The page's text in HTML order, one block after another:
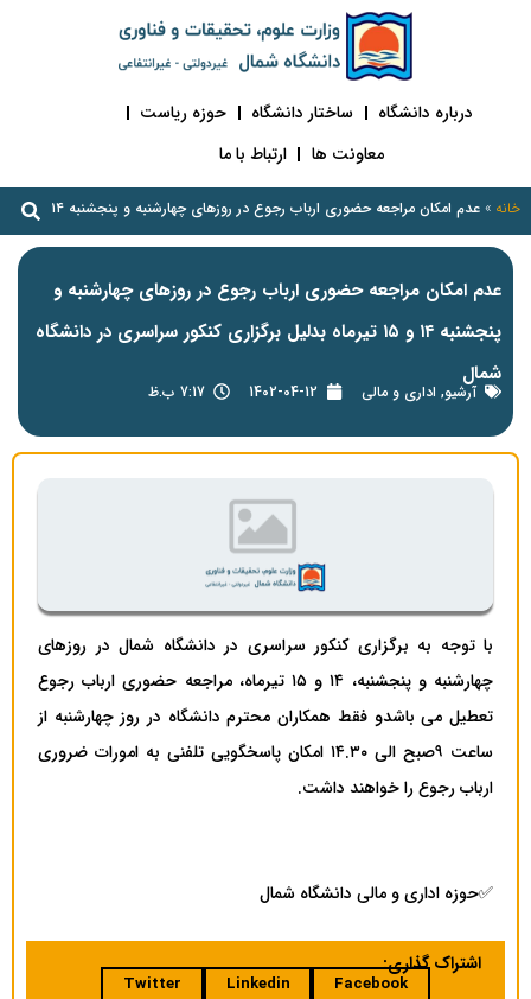
درباره دانشگاه ساختار دانشگاه
حوزه ریاست
معاونت ها
ارتباط با ما
خانه »عدم امکان مراجعه حضوری ارباب رجوع در روزهای چهارشنبه و پنجشنبه ۱۴ و ۱۵ تیرماه بدلیل برگزاری کنکور سراسری در دانشگاه شمال
عدم امکان مراجعه حضوری ارباب رجوع در روزهای چهارشنبه و
پنجشنبه ۱۴ و ۱۵ تیرماه بدلیل برگزاری کنکور سراسری در دانشگاه
شمال
آرشیو, اداری و مالی 1402-04-12 7:17 ب.ظ
با توجه به برگزاری کنکور سراسری در دانشگاه شمال در روزهای
چهارشنبه و پنجشنبه، ۱۴ و ۱۵ تیرماه، مراجعه حضوری ارباب رجوع
تعطیل می باشدو فقط همکاران محترم دانشگاه در روز چهارشنبه از
ساعت ۹صبح الی ۱۴.۳۰ امکان پاسخگویی تلفنی به امورات ضروری
ارباب رجوع را خواهند داشت.
✅حوزه اداری و مالی دانشگاه شمال
اشتراک گذاری:
Facebook
Linkedin
Twitter